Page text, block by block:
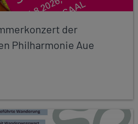
der
Philharmonie Aue